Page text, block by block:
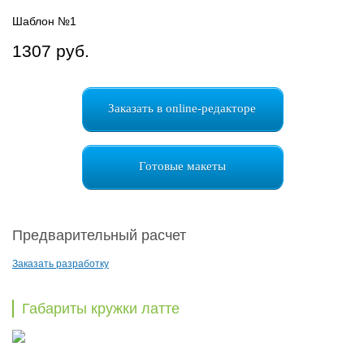
Шаблон №1
1307 руб.
Заказать в online-редакторе
Готовые макеты
Предварительный расчет
Заказать разработку
Габариты кружки латте